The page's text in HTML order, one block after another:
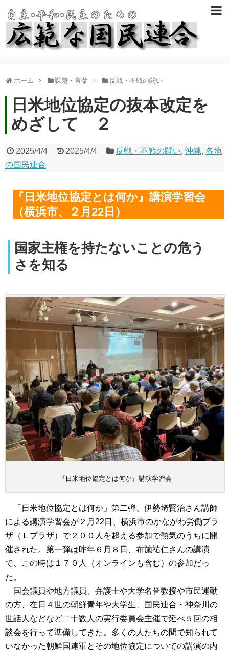
ホーム 課題・言葉 反戦・不戦の闘い
日米地位協定の抜本改定を
めざして ２
2025/4/4 2025/4/4 反戦・不戦の闘い,沖縄,各地
の国民連合
『日米地位協定とは何か』講演学習会
（横浜市、２月22日）
国家主権を持たないことの危う
さを知る
『日米地位協定とは何か』講演学習会
「日米地位協定とは何か」第二弾、伊勢埼賢治さん講師
による講演学習会が２月22日、横浜市のかながわ労働プラ
ザ（Ｌプラザ）で２００人を超える参加で熱気のうちに開
催された。第一弾は昨年６月８日、布施祐仁さんの講演
で、この時は１７０人（オンラインも含む）の参加だっ
た。
国会議員や地方議員、弁護士や大学名誉教授や市民運動
の方、在日４世の朝鮮青年や大学生、国民連合・神奈川の
世話人などなど二十数人の実行委員会主催で延べ５回の相
談会を行って準備してきた。多くの人たちの間で知られて
いなかった朝鮮国連軍とその地位協定についての講演の内